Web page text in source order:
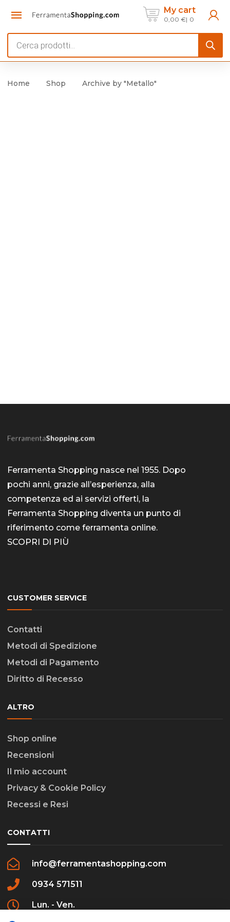
My cart
0,00 € 0
search
Home Shop Archive by "Metallo"
Ferramenta Shopping nasce nel 1955. Dopo
pochi anni, grazie all’esperienza, alla
competenza ed ai servizi offerti, la
Ferramenta Shopping diventa un punto di
riferimento come ferramenta online.
SCOPRI DI PIÙ
CUSTOMER SERVICE
Contatti
Metodi di Spedizione
Metodi di Pagamento
Diritto di Recesso
ALTRO
Shop online
Recensioni
Il mio account
Privacy & Cookie Policy
Recessi e Resi
CONTATTI
info@ferramentashopping.com
0934 571511
Lun. - Ven.